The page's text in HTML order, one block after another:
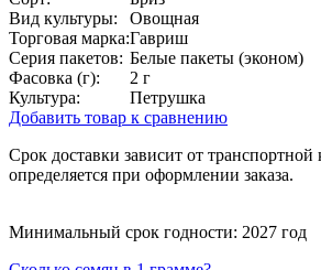
Вид культуры:
Овощная
Торговая марка:Гавриш
Серия пакетов: Белые пакеты (эконом)
Фасовка (г):
2 г
Культура:
Петрушка
Добавить товар к сравнению
Срок доставки зависит от
определяется при оформлении заказа.
Минимальный срок годности: 2027 год